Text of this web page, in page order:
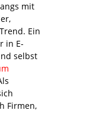
mit
Ein
in E-
selbst
Firmen,